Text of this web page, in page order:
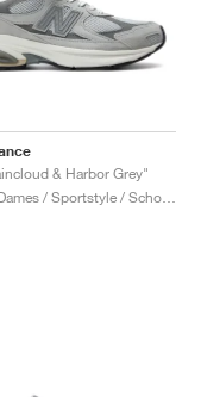
& Harbor Grey"